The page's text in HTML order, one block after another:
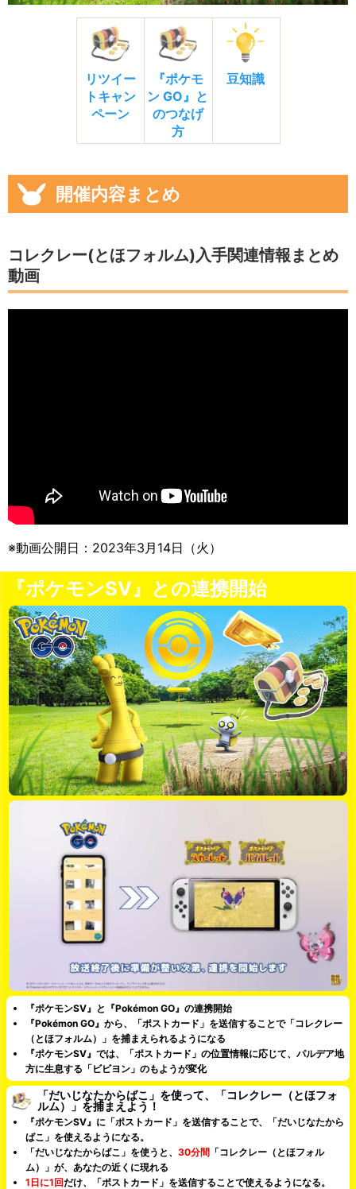
リツイー
トキャン
ペーン
『ポケモ
ン GO』と
のつなげ
方
豆知識
開催内容まとめ
コレクレー(とほフォルム)入手関連情報まとめ
動画
※動画公開日：2023年3月14日（火）
『ポケモンSV』との連携開始
『ポケモンSV』と『Pokémon GO』の連携開始
『Pokémon GO』から、「ポストカード」を送信することで「コレクレー
（とほフォルム）」を捕まえられるようになる
『ポケモンSV』では、「ポストカード」の位置情報に応じて、パルデア地
方に生息する「ビビヨン」のもようが変化
「だいじなたからばこ」を使って、「コレクレー（とほフォ
ルム）」を捕まえよう！
『ポケモンSV』に「ポストカード」を送信することで、「だいじなたから
ばこ」を使えるようになる。
「だいじなたからばこ」を使うと、30分間 「コレクレー（とほフォル
ム）」が、あなたの近くに現れる
1日に1回だけ、「ポストカード」を送信することで使えるようになる。